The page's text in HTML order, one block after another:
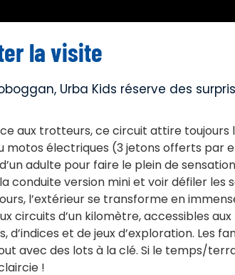
la visite
Urba Kids réserve des
aux trotteurs, ce circuit attire toujours
motos électriques (3 jetons offerts par
adulte pour faire le plein de
conduite version mini et voir défiler les
l’extérieur se transforme en
circuits d’un kilomètre, accessibles aux
et de jeux d’exploration. Les
avec des lots à la clé. Si le temps/
!